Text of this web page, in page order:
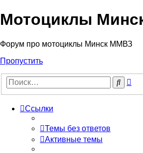
Мотоциклы
Форум про мотоциклы Минск ММВЗ
Пропустить
Поиск
Ссылки
Темы без ответов
Активные темы